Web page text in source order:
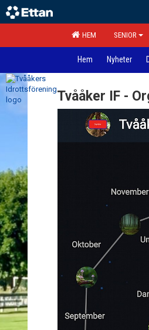
HEM SENIOR
Hem Nyheter
Tvååker IF -